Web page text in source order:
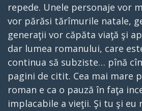
repede. Unele personaje vor
vor părăsi tărîmurile natale,
generaţii vor căpăta viaţă şi
dar lumea romanului, care
continua să subziste… pînă
pagini de citit. Cea mai mare
roman e ca o pauză în faţa
implacabile a vieţii. Şi tu şi eu